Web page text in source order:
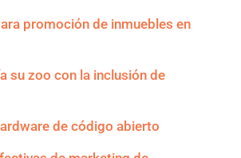
promoción de inmuebles en
su zoo con la inclusión de
de código abierto